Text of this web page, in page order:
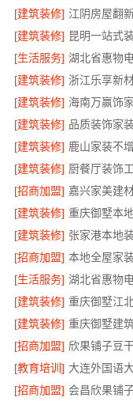
[建筑装修] 江阴房屋翻
[建筑装修]
[生活服务]
[建筑装修] 浙江乐享新
[建筑装修] 海南万赢饰
[建筑装修]
[建筑装修]
[建筑装修] 厨餐厅装饰
[招商加盟] 嘉兴家美建
[建筑装修] 重庆御墅本
[建筑装修]
[招商加盟] 本地全屋家
[生活服务]
[建筑装修] 重庆御墅江
[建筑装修] 重庆御墅建
[招商加盟] 欣果铺子豆
[教育培训] 大连外国语
[招商加盟] 会昌欣果铺